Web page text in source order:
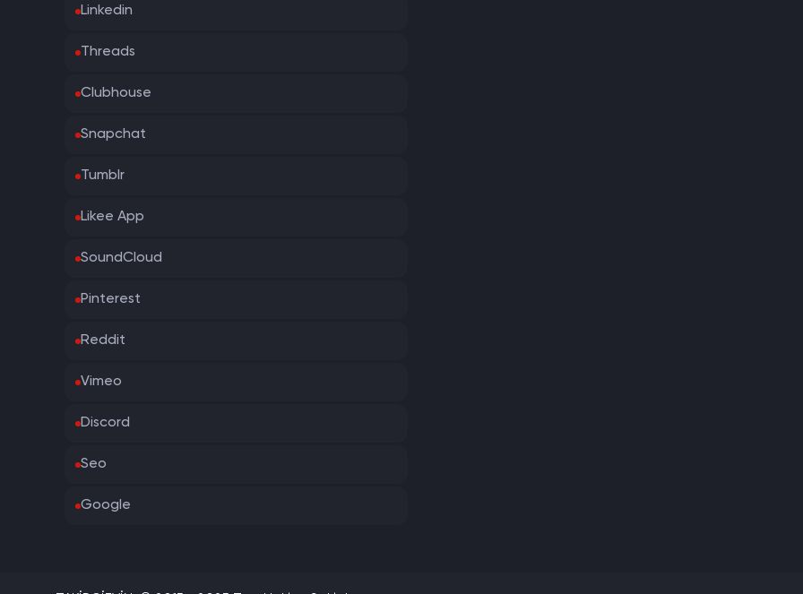
Linkedin
Threads
Clubhouse
Snapchat
Tumblr
Likee App
SoundCloud
Pinterest
Reddit
Vimeo
Discord
Seo
Google